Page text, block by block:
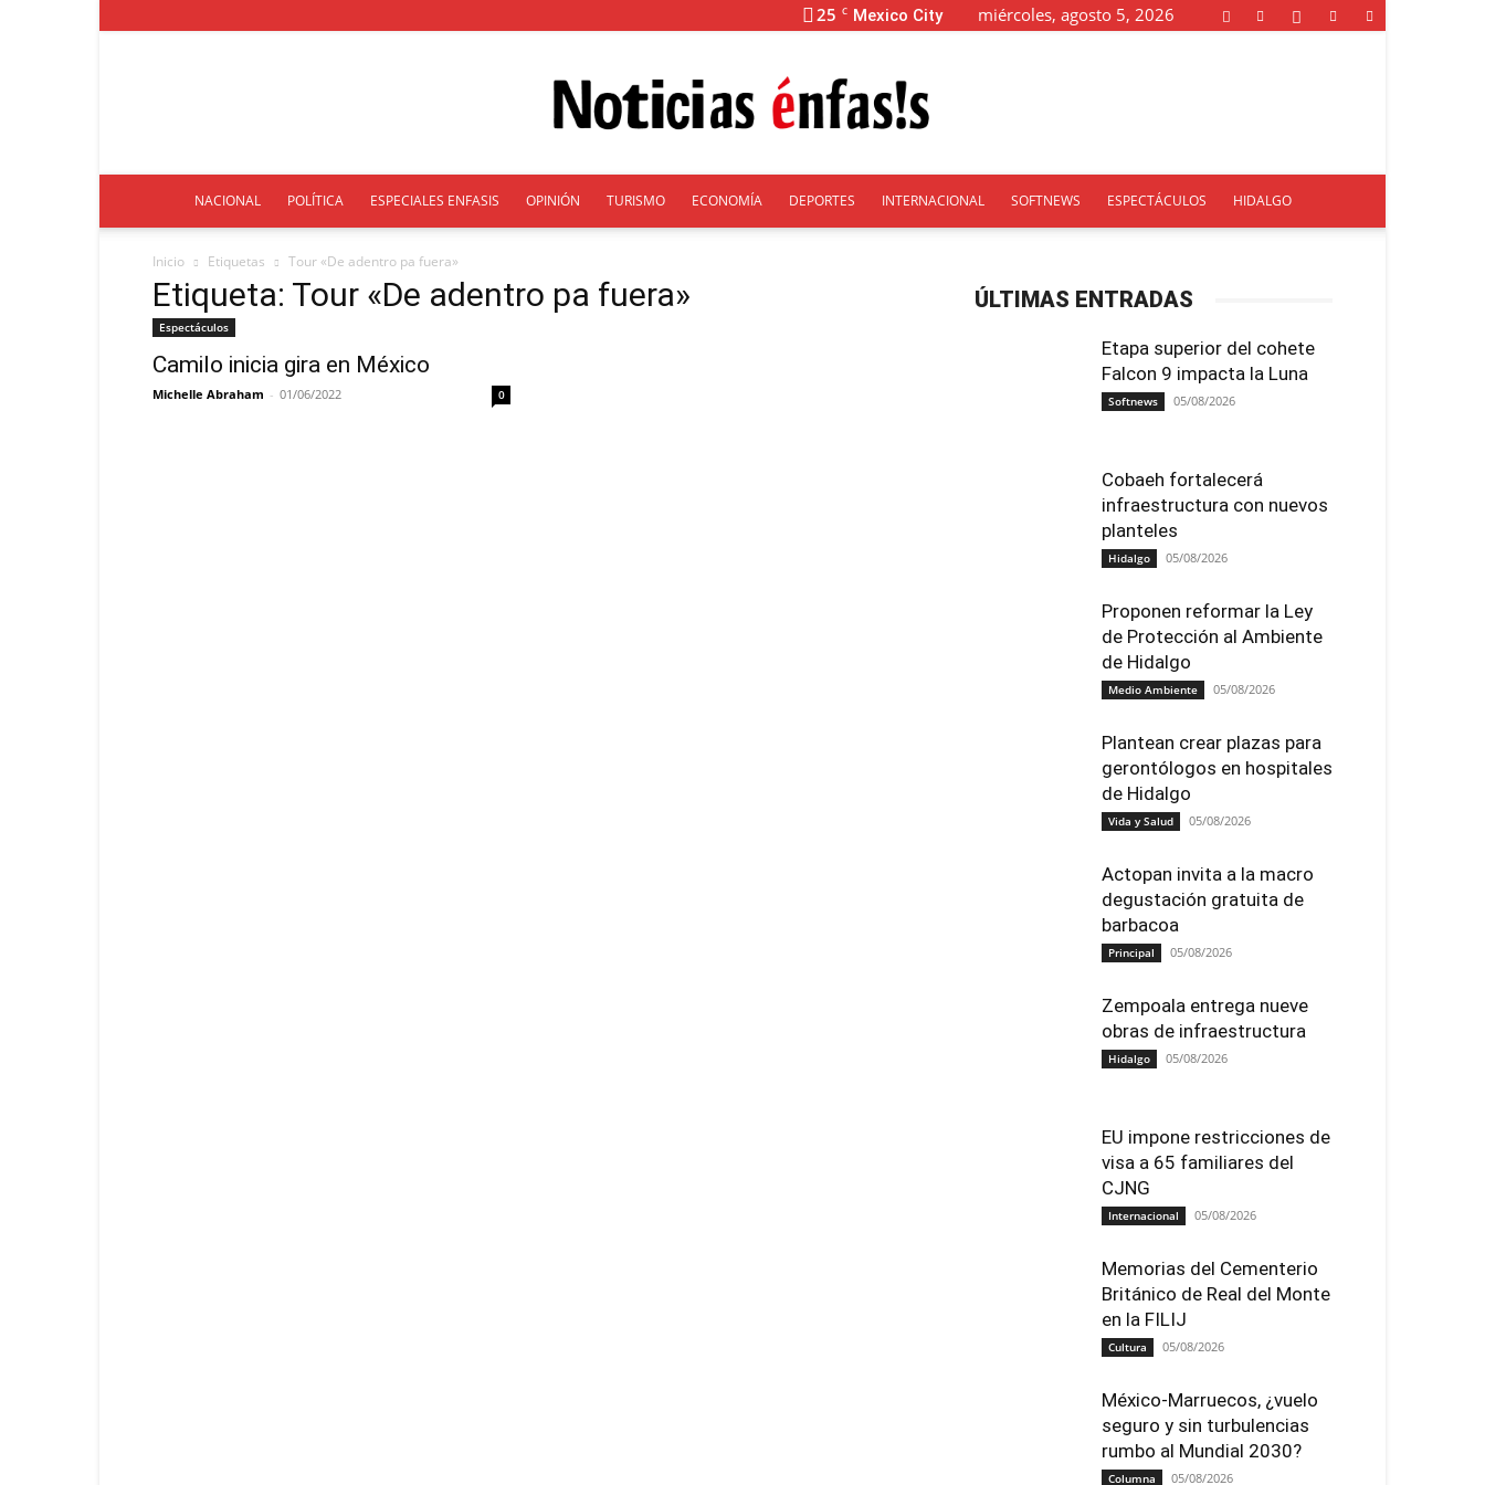
25 C Mexico City miércoles, agosto 5, 2026
Énfasis
NACIONAL POLÍTICA ESPECIALES ENFASIS OPINIÓN TURISMO ECONOMÍA DEPORTES INTERNACIONAL SOFTNEWS ESPECTÁCULOS HIDALGO
Inicio Etiquetas Tour «De adentro pa fuera»
Etiqueta: Tour «De adentro pa fuera»
Espectáculos
Camilo inicia gira en México
Michelle Abraham - 01/06/2022 0
ÚLTIMAS ENTRADAS
Etapa superior del cohete
Falcon 9 impacta la Luna
Softnews 05/08/2026
Cobaeh fortalecerá
infraestructura con nuevos
planteles
Hidalgo 05/08/2026
Proponen reformar la Ley
de Protección al Ambiente
de Hidalgo
Medio Ambiente 05/08/2026
Plantean crear plazas para
gerontólogos en hospitales
de Hidalgo
Vida y Salud 05/08/2026
Actopan invita a la macro
degustación gratuita de
barbacoa
Principal 05/08/2026
Zempoala entrega nueve
obras de infraestructura
Hidalgo 05/08/2026
EU impone restricciones de
visa a 65 familiares del
CJNG
Internacional 05/08/2026
Memorias del Cementerio
Británico de Real del Monte
en la FILIJ
Cultura 05/08/2026
México-Marruecos, ¿vuelo
seguro y sin turbulencias
rumbo al Mundial 2030?
Columna 05/08/2026